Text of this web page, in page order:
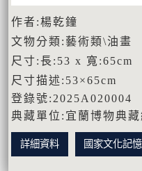
作者:楊乾鐘
文物分類:藝術類\油畫
尺寸:長:53 x 寬:65cm
尺寸描述:53×65cm
登錄號:2025A020004
典藏單位:宜蘭博物典
詳細資料 國家文化記